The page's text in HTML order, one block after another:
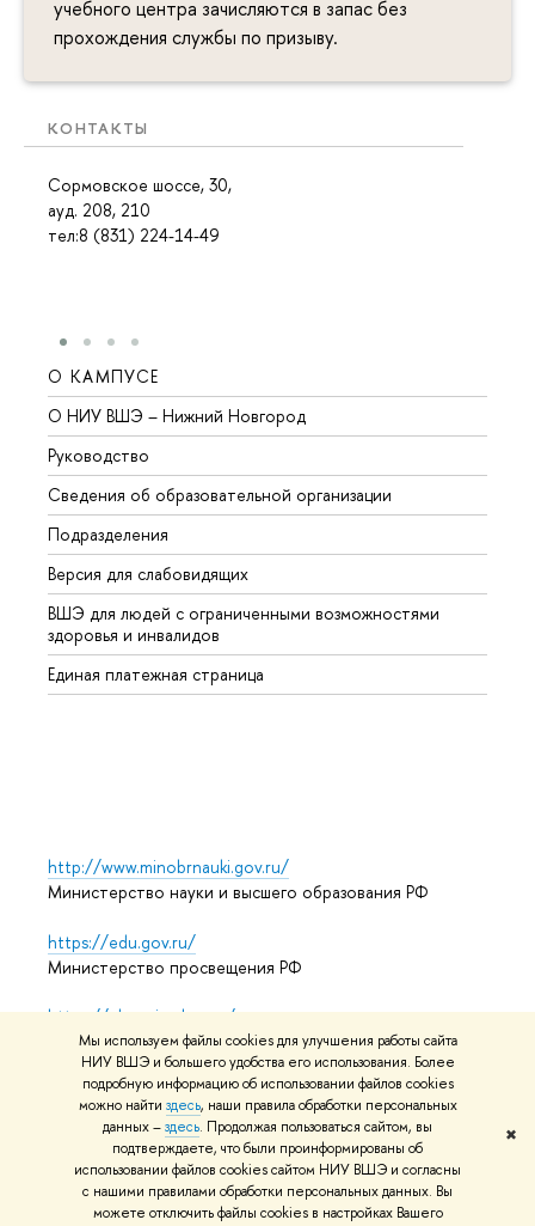
Мы используем файлы cookies для улучшения работы сайта
НИУ ВШЭ и большего удобства его использования. Более
подробную информацию об использовании файлов cookies
можно найти здесь, наши правила обработки персональных
данных –здесь. Продолжая пользоваться сайтом, вы
подтверждаете, что были проинформированы об
использовании файлов cookies сайтом НИУ ВШЭ и согласны
с нашими правилами обработки персональных данных. Вы
можете отключить файлы cookies в настройках Вашего
✖
учебного центра зачисляются в запас без
прохождения службы по призыву.
КОНТАКТЫ
Сормовское шоссе, 30,
ауд. 208, 210
тел:8 (831) 224-14-49
О КАМПУСЕ
О НИУ ВШЭ – Нижний Новгород
Руководство
Сведения об образовательной организации
Подразделения
Версия для слабовидящих
ВШЭ для людей с ограниченными возможностями
здоровья и инвалидов
Единая платежная страница
http://www.minobrnauki.gov.ru/
Министерство науки и высшего образования РФ
https://edu.gov.ru/
Министерство просвещения РФ
https://elearning.hse.ru/mooc
Массовые открытые онлайн-курсы
© НИУ ВШЭ 1993–2026 Адреса и контактыУсловия
использования материаловПолитика конфиденциальности
Карта сайта
Редактору